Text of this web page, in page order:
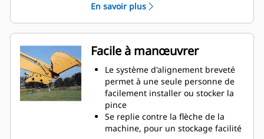
Obtenez les pinces les plus
appropriées à vos applications.
Avec trois configurations de dents,
sélectionnez la meilleure option,
entre un appareil de préhension
large ou étroit, ou des temps de
fermeture plus courts pour le repli
de la flèche lors du transport.
La gestion de plusieurs
équipements pour un parc est
plus facile avec un système
En savoir plus
Facile à manœuvrer
Le système d'alignement breveté
permet à une seule personne de
facilement installer ou stocker la
pince
Se replie contre la flèche de la
machine, pour un stockage facilité